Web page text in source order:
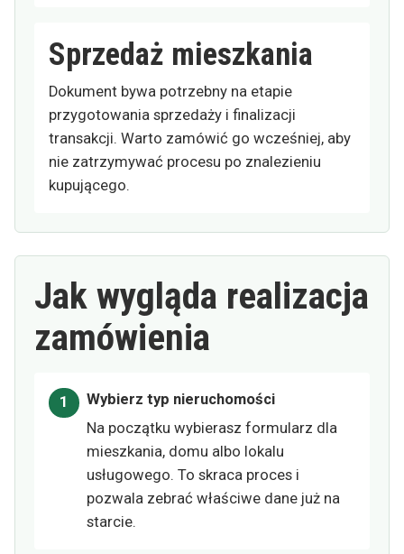
Sprzedaż mieszkania
Dokument bywa potrzebny na etapie
przygotowania sprzedaży i finalizacji
transakcji. Warto zamówić go wcześniej, aby
nie zatrzymywać procesu po znalezieniu
kupującego.
Jak wygląda realizacja
zamówienia
Wybierz typ nieruchomości
Na początku wybierasz formularz dla
mieszkania, domu albo lokalu
usługowego. To skraca proces i
pozwala zebrać właściwe dane już na
starcie.